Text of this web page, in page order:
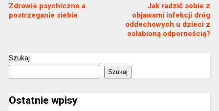
Zdrowie psychiczne a
postrzeganie siebie
Jak radzić sobie z
objawami infekcji dróg
oddechowych u dzieci z
osłabioną odpornością?
Szukaj
Szukaj
Ostatnie wpisy